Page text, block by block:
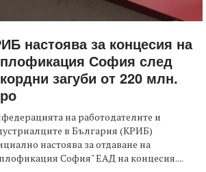
настоява за концесия на
София след
загуби от 220 млн.
на работодателите и
в България (КРИБ)
настоява за отдаване на
София" ЕАД на концесия....